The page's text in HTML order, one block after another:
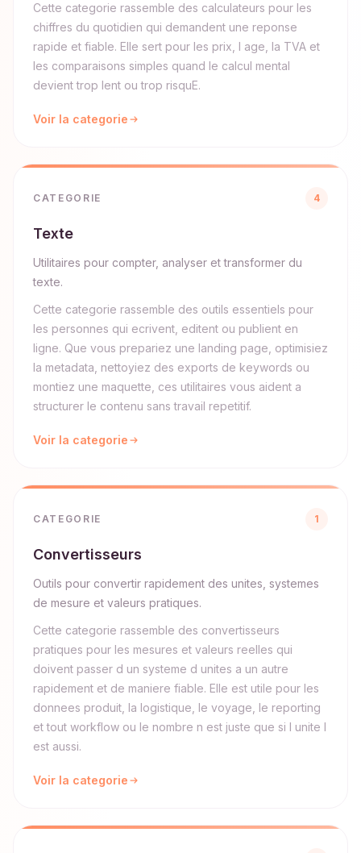
Cette categorie rassemble des calculateurs pour les
chiffres du quotidien qui demandent une reponse
rapide et fiable. Elle sert pour les prix, l age, la TVA et
les comparaisons simples quand le calcul mental
devient trop lent ou trop risquE.
Voir la categorie
CATEGORIE 4
Texte
Utilitaires pour compter, analyser et transformer du
texte.
Cette categorie rassemble des outils essentiels pour
les personnes qui ecrivent, editent ou publient en
ligne. Que vous prepariez une landing page, optimisiez
la metadata, nettoyiez des exports de keywords ou
montiez une maquette, ces utilitaires vous aident a
structurer le contenu sans travail repetitif.
Voir la categorie
CATEGORIE 1
Convertisseurs
Outils pour convertir rapidement des unites, systemes
de mesure et valeurs pratiques.
Cette categorie rassemble des convertisseurs
pratiques pour les mesures et valeurs reelles qui
doivent passer d un systeme d unites a un autre
rapidement et de maniere fiable. Elle est utile pour les
donnees produit, la logistique, le voyage, le reporting
et tout workflow ou le nombre n est juste que si l unite l
est aussi.
Voir la categorie